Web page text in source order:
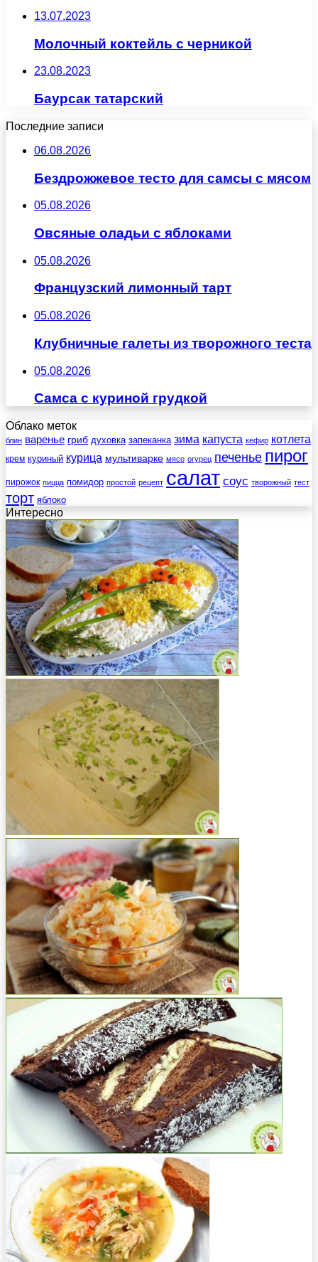
13.07.2023
Молочный коктейль с черникой
23.08.2023
Баурсак татарский
Последние записи
06.08.2026
Бездрожжевое тесто для самсы с мясом
05.08.2026
Овсяные оладьи с яблоками
05.08.2026
Французский лимонный тарт
05.08.2026
Клубничные галеты из творожного теста
05.08.2026
Самса с куриной грудкой
Облако меток
блин варенье гриб духовка запеканка зима капуста кефир котлета
крем куриный курица мультиварке мясо огурец печенье пирог
пирожок пицца помидор простой рецепт салат соус творожный тест
торт яблоко
Интересно